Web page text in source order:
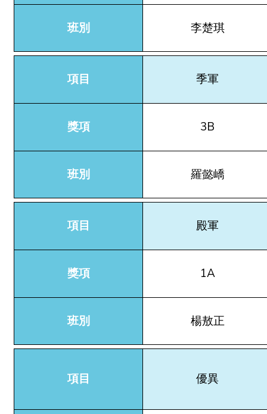
班別 李楚琪
項目 季軍
獎項 3B
班別 羅懿嶠
項目 殿軍
獎項 1A
班別 楊敖正
項目 優異